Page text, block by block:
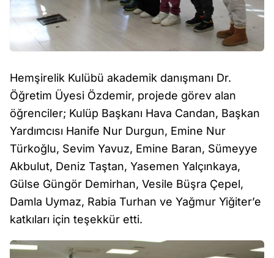
Hemşirelik Kulübü akademik danışmanı Dr.
Öğretim Üyesi Özdemir, projede görev alan
öğrenciler; Kulüp Başkanı Hava Candan, Başkan
Yardımcısı Hanife Nur Durgun, Emine Nur
Türkoğlu, Sevim Yavuz, Emine Baran, Sümeyye
Akbulut, Deniz Taştan, Yasemen Yalçınkaya,
Gülse Güngör Demirhan, Vesile Büşra Çepel,
Damla Uymaz, Rabia Turhan ve Yağmur Yiğiter’e
katkıları için teşekkür etti.